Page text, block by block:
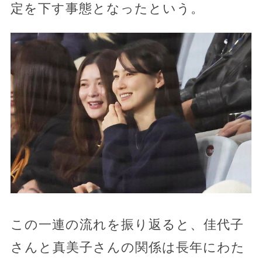
定を下す事態となったという。
この一連の流れを振り返ると、佳代子
さんと真美子さんの関係は長年にわた